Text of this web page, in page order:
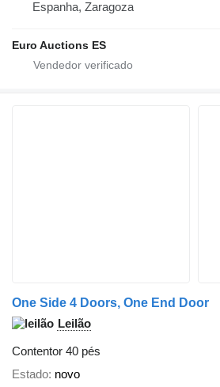
Espanha, Zaragoza
Euro Auctions ES
One Side 4 Doors, One End Door
Leilão
Contentor 40 pés
Estado novo